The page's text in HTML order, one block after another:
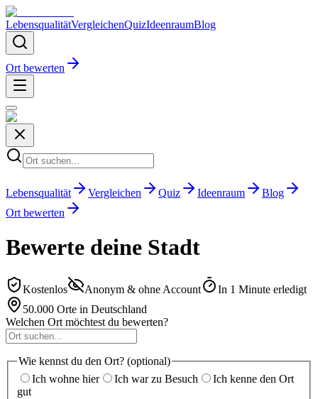
LebensqualitätVergleichenQuizIdeenraumBlog
Ort bewerten
Lebensqualität Vergleichen Quiz Ideenraum
Blog
Ort bewerten
Bewerte deine Stadt
Kostenlos Anonym & ohne Account
In 1 Minute erledigt
50.000 Orte in Deutschland
Welchen Ort möchtest du bewerten?
Wie kennst du den Ort? (optional)
Ich wohne hier
Ich war zu Besuch
Ich kenne den Ort
gut